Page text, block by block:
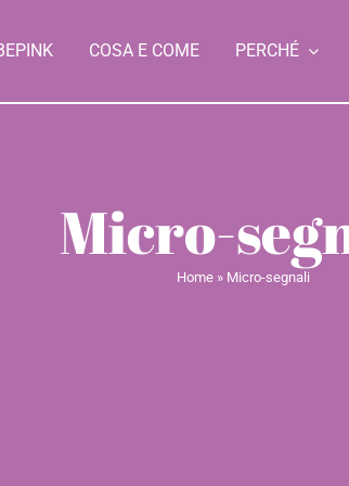
COSA E COME PERCHÉ
Micro-
Home» Micro-segnali